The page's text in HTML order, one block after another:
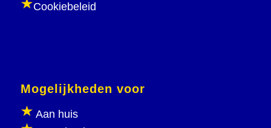
Cookiebeleid
Mogelijkheden voor
Aan huis